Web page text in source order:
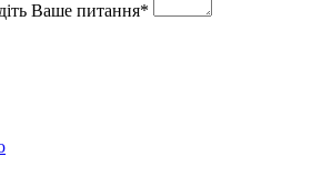
Ваше питання*